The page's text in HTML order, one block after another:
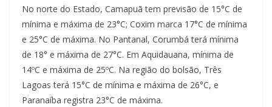
No norte do Estado, Camapuã tem previsão de 15°C de
mínima e máxima de 23°C; Coxim marca 17°C de mínima
e 25°C de máxima. No Pantanal, Corumbá terá mínima
de 18° e máxima de 27°C. Em Aquidauana, mínima de
14ºC e máxima de 25ºC. Na região do bolsão, Três
Lagoas terá 15°C de mínima e máxima de 26°C, e
Paranaíba registra 23°C de máxima.